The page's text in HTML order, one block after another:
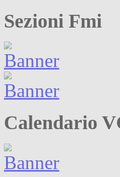
Sezioni Fmi
Calendario